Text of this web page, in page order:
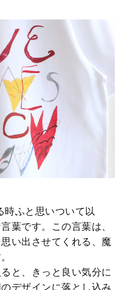
ふと思いついて以
葉です。この言葉は、
い出させてくれる、魔
と、きっと良い気分に
デザインに落とし込み